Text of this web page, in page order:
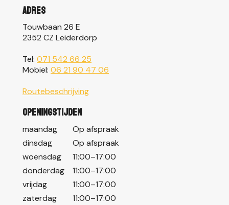
Adres
Touwbaan 26 E
2352 CZ Leiderdorp
Tel: 071 542 66 25
Mobiel: 06 21 90 47 06
Routebeschrijving
Openingstijden
maandag
Op afspraak
dinsdag
Op afspraak
woensdag
11:00–17:00
donderdag
11:00–17:00
vrijdag
11:00–17:00
zaterdag
11:00–17:00